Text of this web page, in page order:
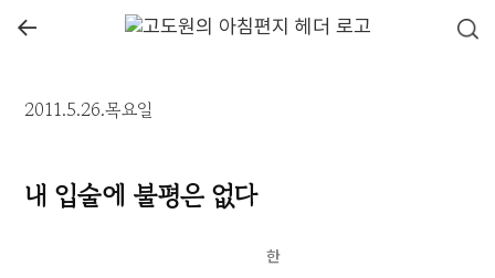
←
2011.5.26.목요일
내 입술에 불평은 없다